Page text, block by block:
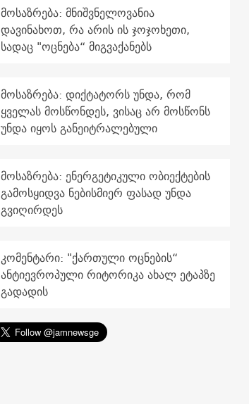
მოსაზრება: მნიშვნელოვანია
დავინახოთ, რა არის ის ჯოჯოხეთი,
სადაც "ოცნება“ მიგვაქანებს
მოსაზრება: დიქტატორს უნდა, რომ
ყველას მოსწონდეს, ვისაც არ მოსწონს
უნდა იყოს განეიტრალებული
მოსაზრება: ენერგეტიკული ობიექტების
გამოსყიდვა ნებისმიერ ფასად უნდა
გვიღირდეს
კომენტარი: "ქართული ოცნების“
ანტიევროპული რიტორიკა ახალ ეტაპზე
გადადის